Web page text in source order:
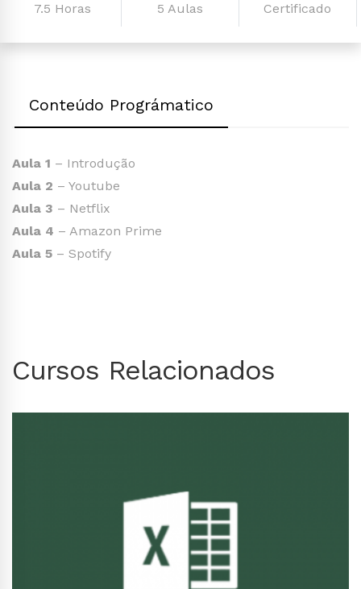
7.5 Horas 5 Aulas Certificado
Conteúdo Prográmatico
Aula 1 – Introdução
Aula 2 – Youtube
Aula 3 – Netflix
Aula 4 – Amazon Prime
Aula 5 – Spotify
Cursos Relacionados